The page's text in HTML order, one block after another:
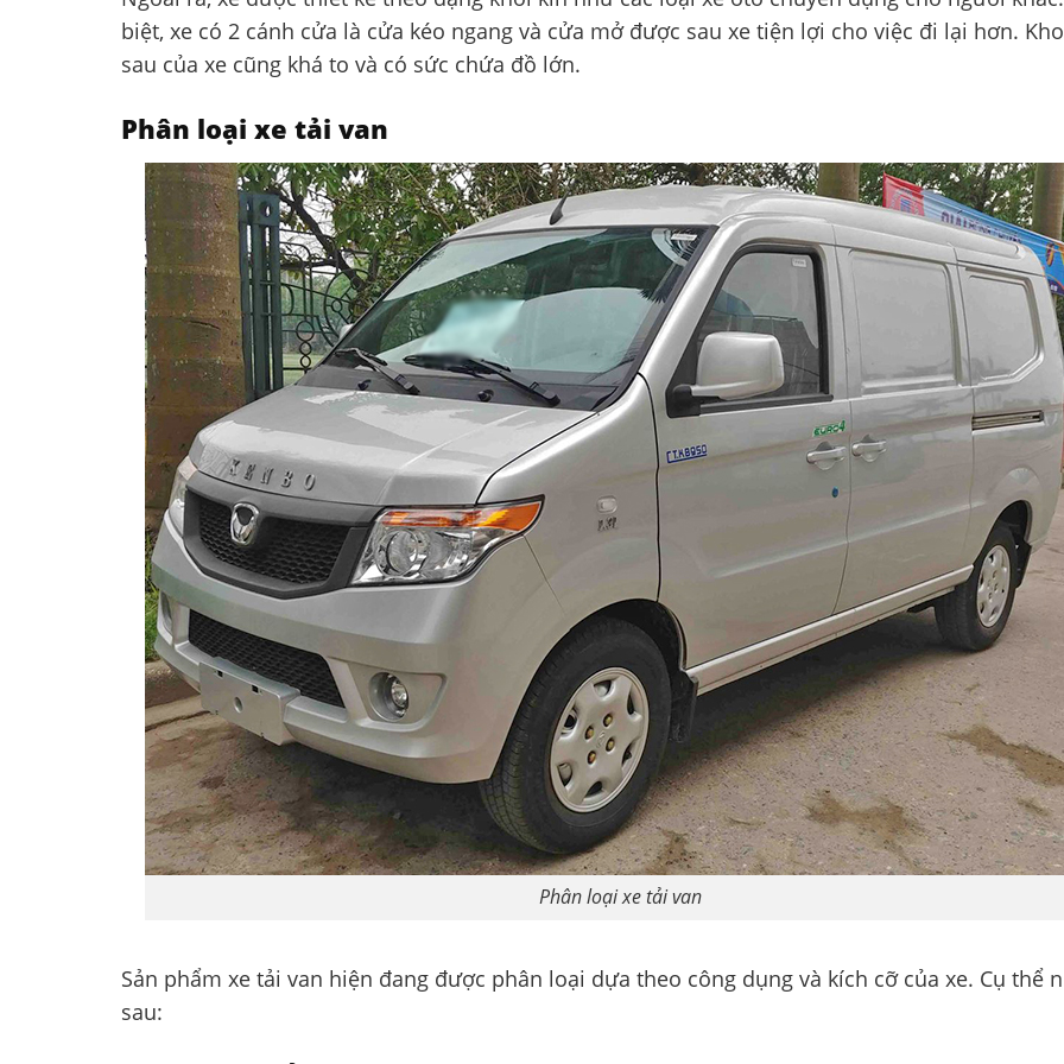
biệt, xe có 2 cánh cửa là cửa kéo ngang và cửa mở được sau xe tiện lợi cho việc đi lại hơn.
sau của xe cũng khá to và có sức chứa đồ lớn.
Phân loại xe tải van
Phân loại xe tải van
Sản phẩm xe tải van hiện đang được phân loại dựa theo công dụng và kích cỡ của xe. Cụ thể
sau: